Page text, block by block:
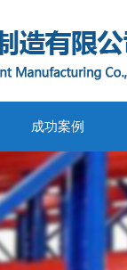
成功案例